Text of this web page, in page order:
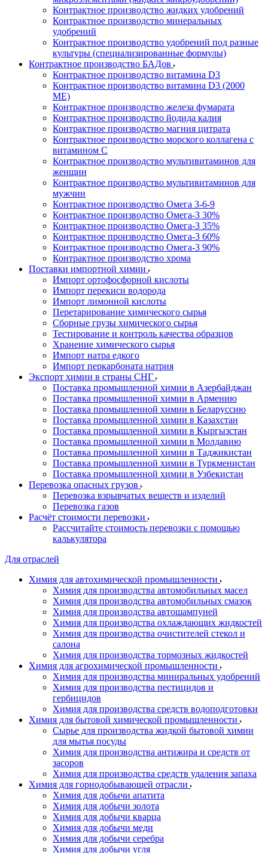
Контрактное производство жидких удобрений
Контрактное производство минеральных
удобрений
Контрактное производство удобрений под разные
культуры (специализированные формулы)
Контрактное производство БАДов
Контрактное производство витамина D3
Контрактное производство витамина D3 (2000
МЕ)
Контрактное производство железа фумарата
Контрактное производство йодида калия
Контрактное производство магния цитрата
Контрактное производство морского коллагена с
витамином С
Контрактное производство мультивитаминов для
женщин
Контрактное производство мультивитаминов для
мужчин
Контрактное производство Омега 3-6-9
Контрактное производство Омега-3 30%
Контрактное производство Омега-3 35%
Контрактное производство Омега-3 60%
Контрактное производство Омега-3 90%
Контрактное производство хрома
Поставки импортной химии
Импорт ортофосфорной кислоты
Импорт перекиси водорода
Импорт лимонной кислоты
Перетарирование химического сырья
Сборные грузы химического сырья
Тестирование и контроль качества образцов
Хранение химического сырья
Импорт натра едкого
Импорт перкарбоната натрия
Экспорт химии в страны СНГ
Поставка промышленной химии в Азербайджан
Поставка промышленной химии в Армению
Поставка промышленной химии в Беларуссию
Поставка промышленной химии в Казахстан
Поставка промышленной химии в Кыргызстан
Поставка промышленной химии в Молдавию
Поставка промышленной химии в Таджикистан
Поставка промышленной химии в Туркменистан
Поставка промышленной химии в Узбекистан
Перевозка опасных грузов
Перевозка взрывчатых веществ и изделий
Перевозка газов
Расчёт стоимости перевозки
Рассчитайте стоимость перевозки с помощью
калькулятора
Для отраслей
Химия для автохимической промышленности
Химия для производства автомобильных масел
Химия для производства автомобильных смазок
Химия для производства автошампуней
Химия для производства охлаждающих жидкостей
Химия для производства очистителей стекол и
салона
Химия для производства тормозных жидкостей
Химия для агрохимической промышленности
Химия для производства миниральных удобрений
Химия для производства пестицидов и
гербицидов
Химия для производства средств водоподготовки
Химия для бытовой химической промышленности
Сырье для производства жидкой бытовой химии
для мытья посуды
Химия для производства антижира и средств от
засоров
Химия для производства средств удаления запаха
Химия для горнодобывающей отрасли
Химия для добычи апатита
Химия для добычи золота
Химия для добычи кварца
Химия для добычи меди
Химия для добычи серебра
Химия для добычи угля